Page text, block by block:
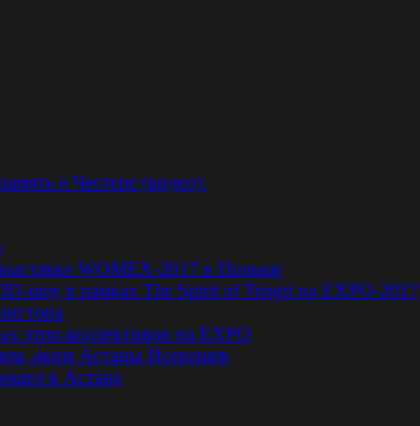
о Честере (видео).
WOMEX-2017 в Польше
шоу в рамках The Spirit of Tengri на EXPO-2017
этно-коллективов на EXPO
аким Астаны Исекешев
в Астане